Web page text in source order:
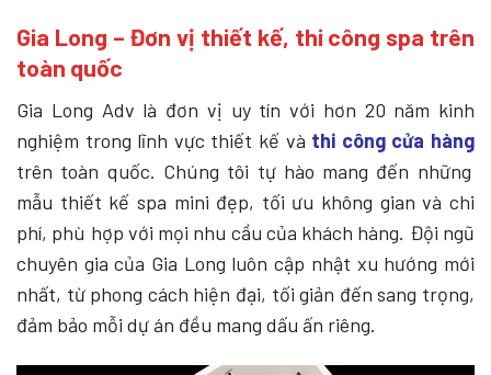
Gia Long – Đơn vị thiết kế, thi công spa trên
toàn quốc
Gia Long Adv là đơn vị uy tín với hơn 20 năm kinh
nghiệm trong lĩnh vực thiết kế và thi công cửa hàng
trên toàn quốc. Chúng tôi tự hào mang đến những
mẫu thiết kế spa mini đẹp, tối ưu không gian và chi
phí, phù hợp với mọi nhu cầu của khách hàng. Đội ngũ
chuyên gia của Gia Long luôn cập nhật xu hướng mới
nhất, từ phong cách hiện đại, tối giản đến sang trọng,
đảm bảo mỗi dự án đều mang dấu ấn riêng.